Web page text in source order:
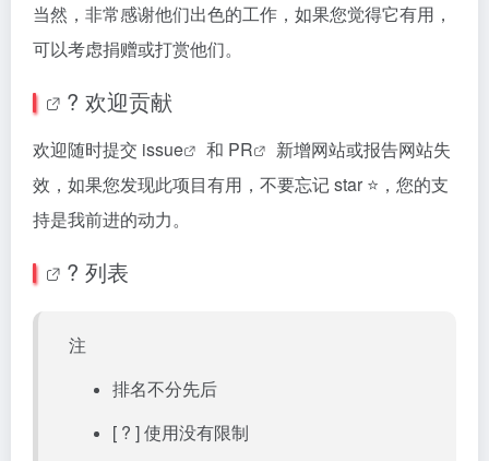
当然，非常感谢他们出色的工作，如果您觉得它有用，
可以考虑捐赠或打赏他们。
? 欢迎贡献
欢迎随时提交 issue 和 PR
新增网站或报告网站失
效，如果您发现此项目有用，不要忘记 star ⭐，您的支
持是我前进的动力。
? 列表
注
排名不分先后
[ ? ] 使用没有限制